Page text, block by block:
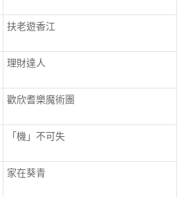
扶老遊香江
理財達人
歡欣耆樂魔術團
「機」不可失
家在葵青